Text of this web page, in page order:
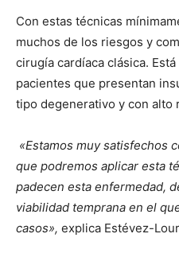
Con estas técnicas
muchos de los riesgos y
cirugía cardíaca clásica.
pacientes que presentan
tipo degenerativo y con alto
«Estamos muy satisfechos
que podremos aplicar esta
padecen esta enfermedad,
viabilidad temprana en el
casos», explica Estévez-